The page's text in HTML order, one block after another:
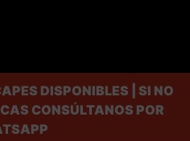
DISPONIBLES | SI NO
CONSÚLTANOS POR